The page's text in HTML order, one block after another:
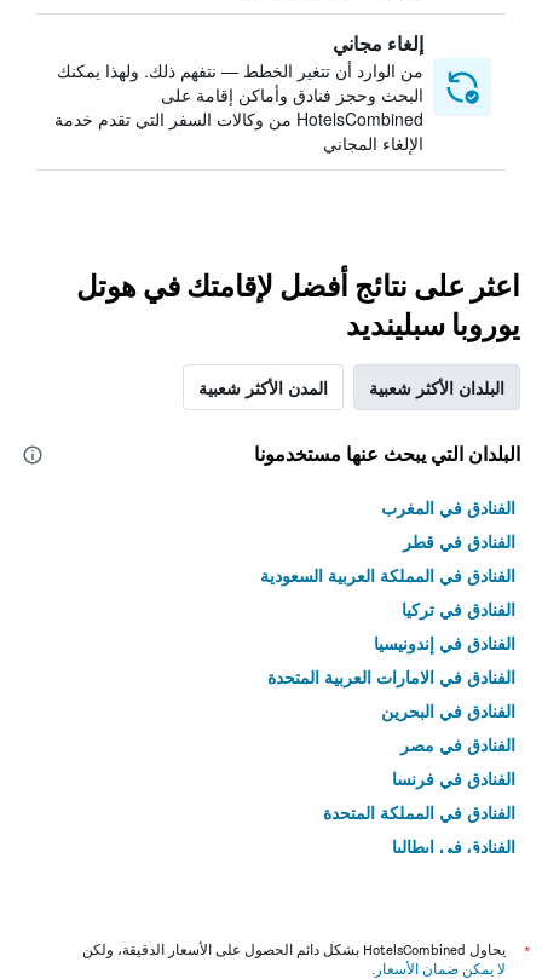
إلغاء مجاني
من الوارد أن تتغير الخطط — نتفهم ذلك. ولهذا يمكنك
البحث وحجز فنادق وأماكن إقامة على
HotelsCombined من وكالات السفر التي تقدم خدمة
الإلغاء المجاني
اعثر على نتائج أفضل لإقامتك في هوتل
يوروبا سبلينديد
البلدان الأكثر شعبية المدن الأكثر شعبية
البلدان التي يبحث عنها مستخدمونا
الفنادق في المغرب
الفنادق في قطر
الفنادق في المملكة العربية السعودية
الفنادق في تركيا
الفنادق في إندونيسيا
الفنادق في الامارات العربية المتحدة
الفنادق في البحرين
الفنادق في مصر
الفنادق في فرنسا
الفنادق في المملكة المتحدة
الفنادق في إيطاليا
*
يحاول HotelsCombined بشكل دائم الحصول على الأسعار الدقيقة، ولكن
لا يمكن ضمان الأسعار .